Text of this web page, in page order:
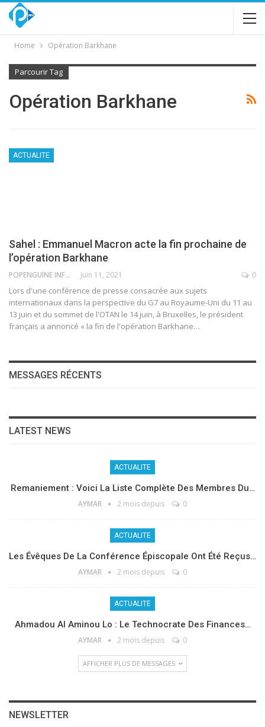
Home Opération Barkhane
Parcourir Tag
Opération Barkhane
ACTUALITE
Sahel : Emmanuel Macron acte la fin prochaine de
l’opération Barkhane
POPENGUINE INFO Juin 11, 2021 0
Lors d'une conférence de presse consacrée aux sujets
internationaux dans la perspective du G7 au Royaume-Uni du 11 au
13 juin et du sommet de l'OTAN le 14 juin, à Bruxelles, le président
français a annoncé « la fin de l'opération Barkhane…
MESSAGES RÉCENTS
LATEST NEWS
ACTUALITE
Remaniement : Voici La Liste Complète Des Membres Du…
AYMAR 2 mois depuis 0
ACTUALITE
Les Évêques De La Conférence Épiscopale Ont Été Reçus…
AYMAR 2 mois depuis 0
ACTUALITE
Ahmadou Al Aminou Lo : Le Technocrate Des Finances…
AYMAR 2 mois depuis 0
AFFICHER PLUS DE MESSAGES
NEWSLETTER